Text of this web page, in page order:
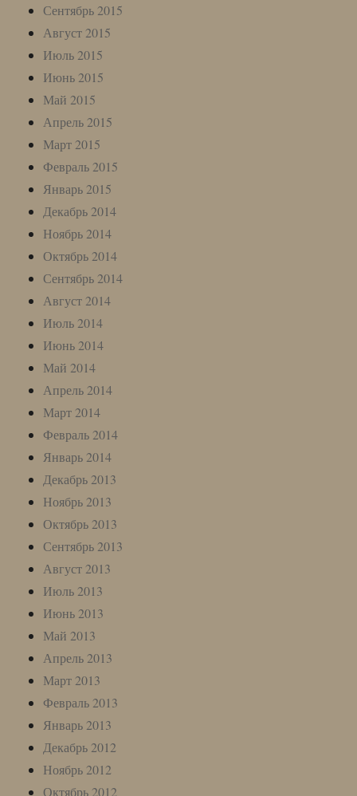
Сентябрь 2015
Август 2015
Июль 2015
Июнь 2015
Май 2015
Апрель 2015
Март 2015
Февраль 2015
Январь 2015
Декабрь 2014
Ноябрь 2014
Октябрь 2014
Сентябрь 2014
Август 2014
Июль 2014
Июнь 2014
Май 2014
Апрель 2014
Март 2014
Февраль 2014
Январь 2014
Декабрь 2013
Ноябрь 2013
Октябрь 2013
Сентябрь 2013
Август 2013
Июль 2013
Июнь 2013
Май 2013
Апрель 2013
Март 2013
Февраль 2013
Январь 2013
Декабрь 2012
Ноябрь 2012
Октябрь 2012